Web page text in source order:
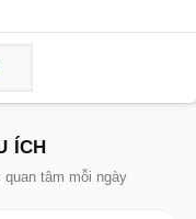
ÍCH
tâm mỗi ngày